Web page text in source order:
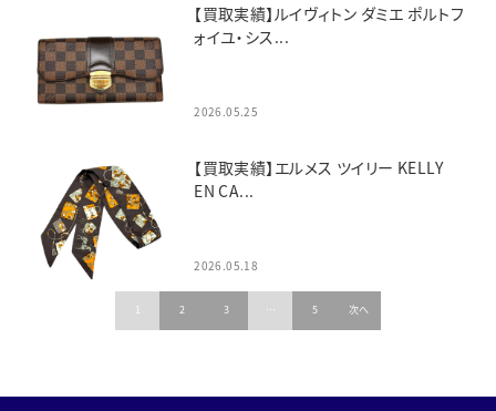
【買取実績】ルイヴィトン ダミエ ポルトフ
ォイユ・シス...
2026.05.25
【買取実績】エルメス ツイリー KELLY
EN CA...
2026.05.18
の
1 2 3 … 5 次へ